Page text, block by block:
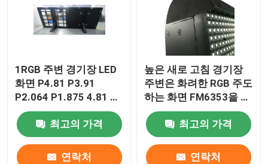
1RGB 주변 경기장 LED
화면 P4.81 P3.91
P2.064 P1.875 4.81 밀
리미터
최고의 가격
연락처
높은 새로 고침 경기장
주변은 화려한 RGB 주도
하는 화면 FM6353을 드
러냅니다
최고의 가격
연락처